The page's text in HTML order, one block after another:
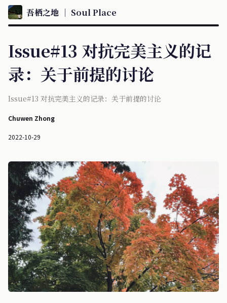
吾栖之地 ｜ Soul Place
Issue#13 对抗完美主义的记
录：关于前提的讨论
Issue#13 对抗完美主义的记录：关于前提的讨论
Chuwen Zhong
2022-10-29